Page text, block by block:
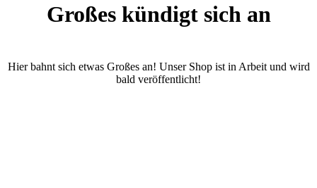
Großes kündigt sich an
Hier bahnt sich etwas Großes an! Unser Shop ist in Arbeit und wird
bald veröffentlicht!